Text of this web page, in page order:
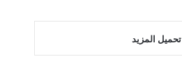
تحميل المزيد